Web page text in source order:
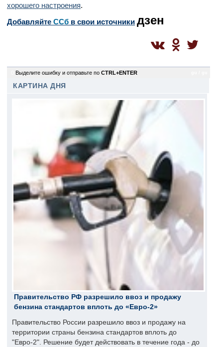
хорошего настроения.
Добавляйте CСб в свои источники дзен
Выделите ошибку и отправьте по CTRL+ENTER
КАРТИНА ДНЯ
Правительство РФ разрешило ввоз и продажу
бензина стандартов вплоть до «Евро-2»
Правительство России разрешило ввоз и продажу на
территории страны бензина стандартов вплоть до
"Евро-2". Решение будет действовать в течение года - до